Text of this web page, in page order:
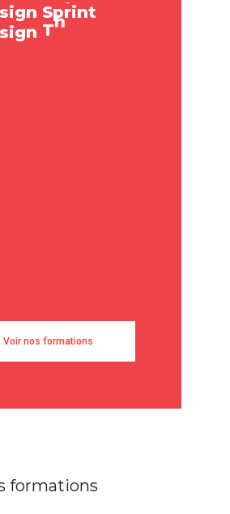
sign Sprint
sign Th
Voir nos formations
formations